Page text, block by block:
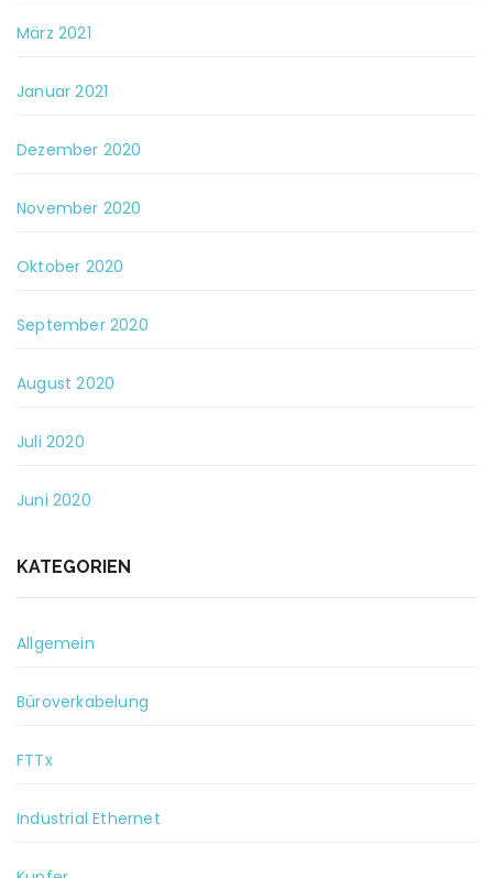
März 2021
Januar 2021
Dezember 2020
November 2020
Oktober 2020
September 2020
August 2020
Juli 2020
Juni 2020
KATEGORIEN
Allgemein
Büroverkabelung
FTTx
Industrial Ethernet